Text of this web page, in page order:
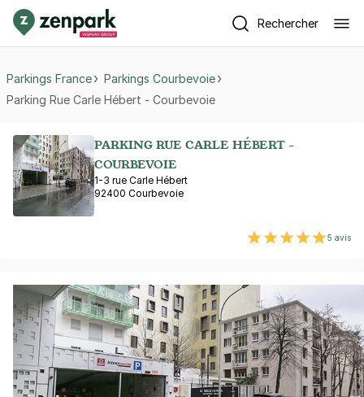
Rechercher
Parkings France
Parkings Courbevoie
Parking Rue Carle Hébert - Courbevoie
PARKING RUE CARLE HÉBERT -
COURBEVOIE
1-3 rue Carle Hébert
92400 Courbevoie
5 avis